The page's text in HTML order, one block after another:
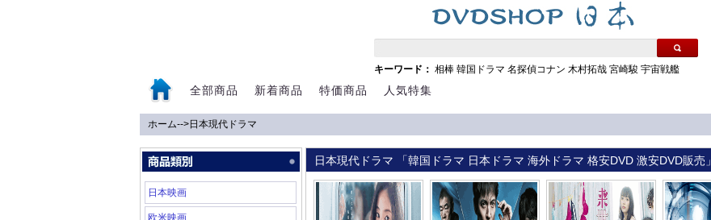
キーワード： 相棒 韓国ドラマ 名探偵コナン 木村拓哉 宮崎駿 宇宙戦艦
全部商品 新着商品 特価商品 人気特集
ホーム-->日本現代ドラマ
日本映画
欧米映画
日本現代ドラマ 「韓国ドラマ 日本ドラマ 海外ドラマ 格安DVD 激安DVD販売」
0